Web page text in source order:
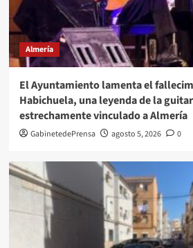
Almería
El Ayuntamiento lamenta el
Habichuela, una leyenda de la
estrechamente vinculado a Almería
GabinetedePrensa agosto 5, 2026 0